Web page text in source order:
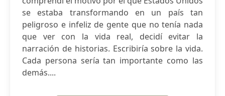
se estaba transformando en un país tan
peligroso e infeliz de gente que no tenía nada
que ver con la vida real, decidí evitar la
narración de historias. Escribiría sobre la vida.
Cada persona sería tan importante como las
demás....